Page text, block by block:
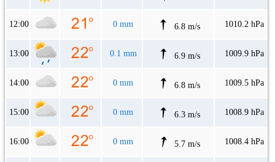
12:00 0 mm 6.8 m/s 1010.2 hPa
13:00 0.1 mm 6.9 m/s 1009.9 hPa
14:00 0 mm 6.8 m/s 1009.5 hPa
15:00 0 mm 6.3 m/s 1008.9 hPa
16:00 0 mm 5.7 m/s 1008.4 hPa